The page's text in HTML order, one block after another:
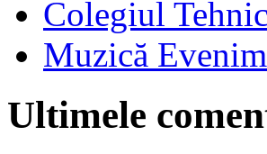
Colegiul
Muzică
Ultimele